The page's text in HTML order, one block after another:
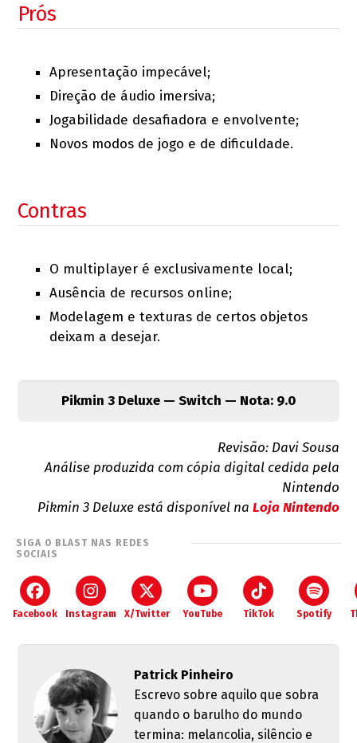
Prós
Apresentação impecável;
Direção de áudio imersiva;
Jogabilidade desafiadora e envolvente;
Novos modos de jogo e de dificuldade.
Contras
O multiplayer é exclusivamente local;
Ausência de recursos online;
Modelagem e texturas de certos objetos
deixam a desejar.
Pikmin 3 Deluxe — Switch — Nota: 9.0
Revisão: Davi Sousa
Análise produzida com cópia digital cedida pela
Nintendo
Pikmin 3 Deluxe está disponível na Loja Nintendo
SIGA O BLAST NAS REDES
SOCIAIS
Facebook Instagram X/Twitter YouTube TikTok Spotify
Patrick Pinheiro
Escrevo sobre aquilo que sobra
quando o barulho do mundo
termina: melancolia, silêncio e